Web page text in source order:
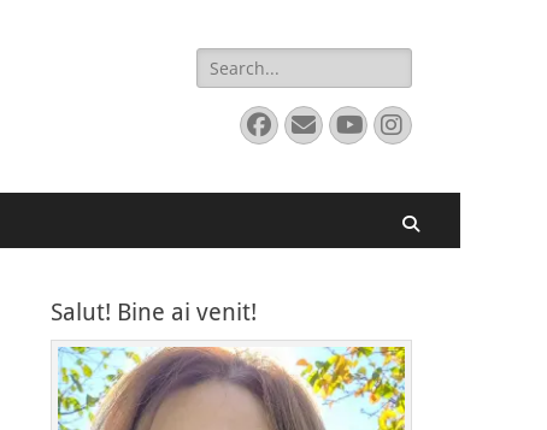
Search
for:
Facebook
EmailYouTube
Instagram
Salut! Bine ai venit!